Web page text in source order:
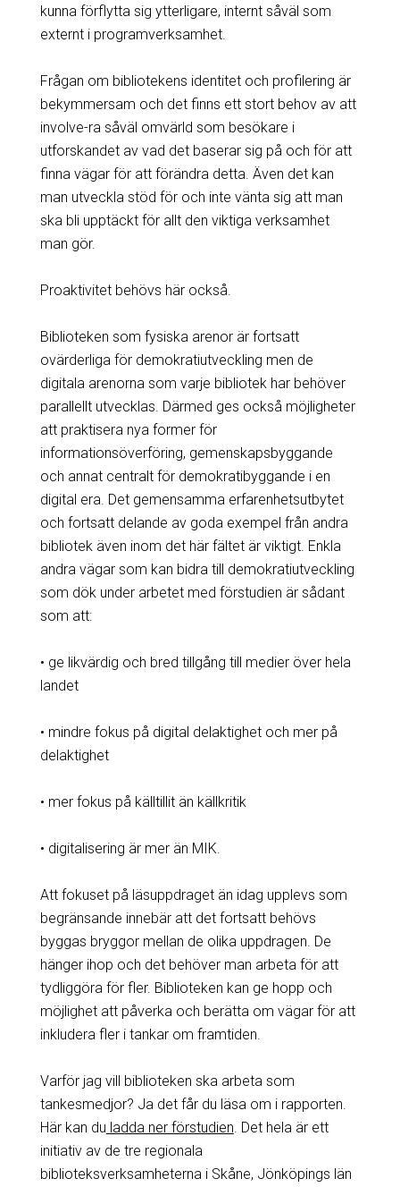
kunna förflytta sig ytterligare, internt såväl som
externt i programverksamhet.
Frågan om bibliotekens identitet och profilering är
bekymmersam och det finns ett stort behov av att
involve-ra såväl omvärld som besökare i
utforskandet av vad det baserar sig på och för att
finna vägar för att förändra detta. Även det kan
man utveckla stöd för och inte vänta sig att man
ska bli upptäckt för allt den viktiga verksamhet
man gör.
Proaktivitet behövs här också.
Biblioteken som fysiska arenor är fortsatt
ovärderliga för demokratiutveckling men de
digitala arenorna som varje bibliotek har behöver
parallellt utvecklas. Därmed ges också möjligheter
att praktisera nya former för
informationsöverföring, gemenskapsbyggande
och annat centralt för demokratibyggande i en
digital era. Det gemensamma erfarenhetsutbytet
och fortsatt delande av goda exempel från andra
bibliotek även inom det här fältet är viktigt. Enkla
andra vägar som kan bidra till demokratiutveckling
som dök under arbetet med förstudien är sådant
som att:
• ge likvärdig och bred tillgång till medier över hela
landet
• mindre fokus på digital delaktighet och mer på
delaktighet
• mer fokus på källtillit än källkritik
• digitalisering är mer än MIK.
Att fokuset på läsuppdraget än idag upplevs som
begränsande innebär att det fortsatt behövs
byggas bryggor mellan de olika uppdragen. De
hänger ihop och det behöver man arbeta för att
tydliggöra för fler. Biblioteken kan ge hopp och
möjlighet att påverka och berätta om vägar för att
inkludera fler i tankar om framtiden.
Varför jag vill biblioteken ska arbeta som
tankesmedjor? Ja det får du läsa om i rapporten.
Här kan du ladda ner förstudien. Det hela är ett
initiativ av de tre regionala
biblioteksverksamheterna i Skåne, Jönköpings län